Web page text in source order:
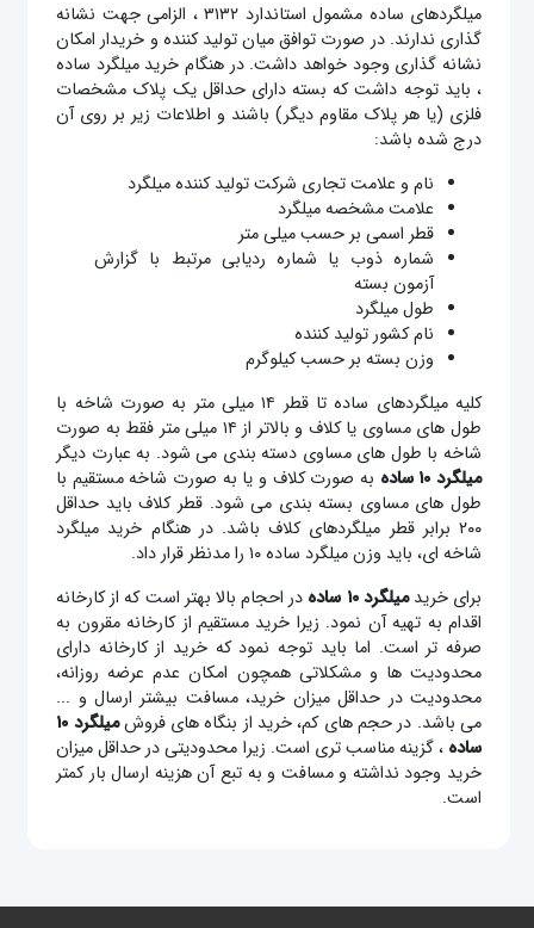
میلگردهای ساده مشمول استاندارد ۳۱۳۲ ، الزامی جهت نشانه
گذاری ندارند. در صورت توافق میان تولید کننده و خریدار امکان
نشانه گذاری وجود خواهد داشت. در هنگام خرید میلگرد ساده
، باید توجه داشت که بسته دارای حداقل یک پلاک مشخصات
فلزی (یا هر پلاک مقاوم دیگر) باشند و اطلاعات زیر بر روی آن
درج شده باشد:
نام و علامت تجاری شرکت تولید کننده میلگرد
علامت مشخصه میلگرد
قطر اسمی بر حسب میلی متر
شماره ذوب یا شماره ردیابی مرتبط با گزارش
آزمون بسته
طول میلگرد
نام کشور تولید کننده
وزن بسته بر حسب کیلوگرم
کلیه میلگردهای ساده تا قطر ۱۴ میلی متر به صورت شاخه با
طول های مساوی یا کلاف و بالاتر از ۱۴ میلی متر فقط به صورت
شاخه با طول های مساوی دسته بندی می شود. به عبارت دیگر
میلگرد ۱۰ ساده
به صورت کلاف و یا به صورت شاخه مستقیم با
طول های مساوی بسته بندی می شود. قطر کلاف باید حداقل
۲۰۰ برابر قطر میلگردهای کلاف باشد. در هنگام خرید میلگرد
شاخه ای، باید وزن میلگرد ساده ۱۰ را مدنظر قرار داد.
برای خریدمیلگرد ۱۰ ساده
در احجام بالا بهتر است که از کارخانه
اقدام به تهیه آن نمود. زیرا خرید مستقیم از کارخانه مقرون به
صرفه تر است. اما باید توجه نمود که خرید از کارخانه دارای
محدودیت ها و مشکلاتی همچون امکان عدم عرضه روزانه،
محدودیت در حداقل میزان خرید، مسافت بیشتر ارسال و ...
می باشد. در حجم های کم، خرید از بنگاه های فروش
میلگرد ۱۰
ساده، گزینه مناسب تری است. زیرا محدودیتی در حداقل میزان
خرید وجود نداشته و مسافت و به تبع آن هزینه ارسال بار کمتر
است.